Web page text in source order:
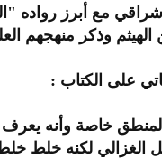
مع أبرز رواده
وذكر منهجهم
على الكتاب :
الغزالي لكنه خلط